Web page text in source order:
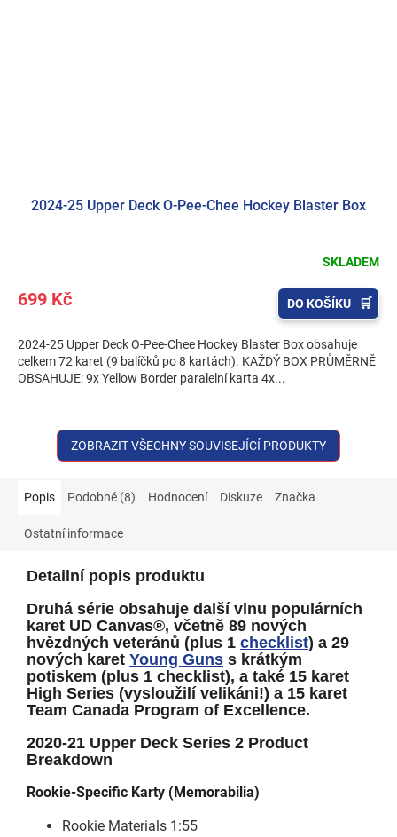
2024-25 Upper Deck O-Pee-Chee Hockey Blaster Box
SKLADEM
699 Kč DO KOŠÍKU
2024-25 Upper Deck O-Pee-Chee Hockey Blaster Box obsahuje
celkem 72 karet (9 balíčků po 8 kartách). KAŽDÝ BOX PRŮMĚRNĚ
OBSAHUJE: 9x Yellow Border paralelní karta 4x...
ZOBRAZIT VŠECHNY SOUVISEJÍCÍ PRODUKTY
Popis Podobné (8) Hodnocení Diskuze Značka
Ostatní informace
Detailní popis produktu
Druhá série obsahuje další vlnu populárních
karet UD Canvas®, včetně 89 nových
hvězdných veteránů (plus 1 checklist) a 29
nových karet Young Guns s krátkým
potiskem (plus 1 checklist), a také 15 karet
High Series (vysloužilí velikáni!) a 15 karet
Team Canada Program of Excellence.
2020-21 Upper Deck Series 2 Product
Breakdown
Rookie-Specific Karty (Memorabilia)
Rookie Materials 1:55